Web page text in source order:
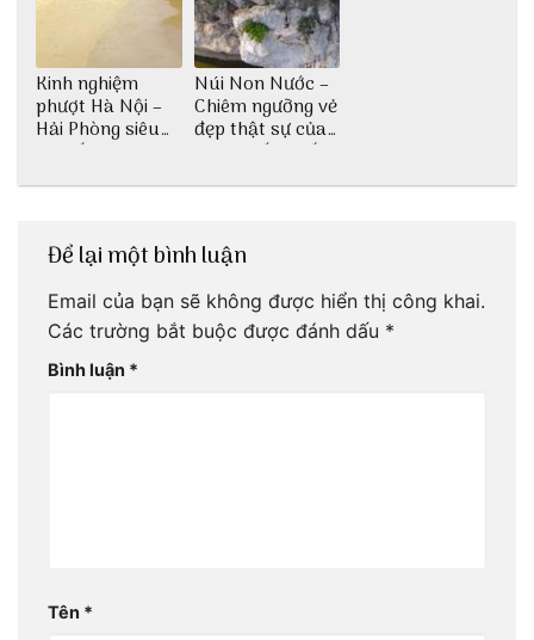
Kinh nghiệm
phượt Hà Nội –
Hải Phòng siêu
chi tiết dành cho
Núi Non Nước –
Chiêm ngưỡng vẻ
đẹp thật sự của
di tích cấp quốc
Để lại một bình luận
Email của bạn sẽ không được hiển thị công khai.
Các trường bắt buộc được đánh dấu *
Bình luận *
Tên *